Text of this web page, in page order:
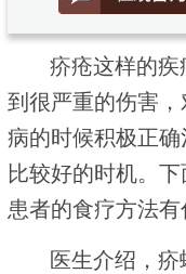
疥疮这样的
到很严重的伤害
病的时候积极正
比较好的时机。
患者的食疗方法有
医生介绍，